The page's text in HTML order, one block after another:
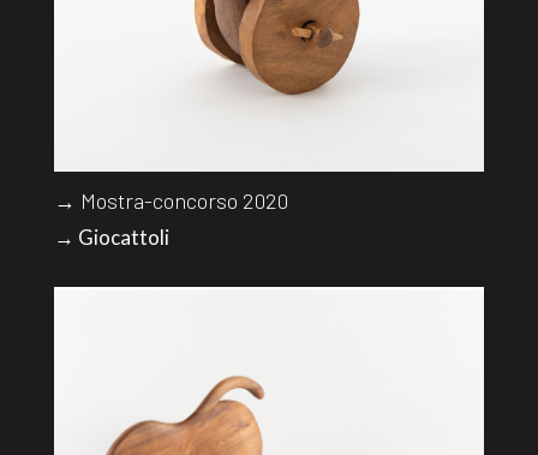
→ Mostra-concorso 2020
→ Giocattoli